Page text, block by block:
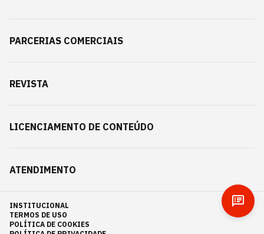
PARCERIAS COMERCIAIS
REVISTA
LICENCIAMENTO DE CONTEÚDO
ATENDIMENTO
INSTITUCIONAL
TERMOS DE USO
POLÍTICA DE COOKIES